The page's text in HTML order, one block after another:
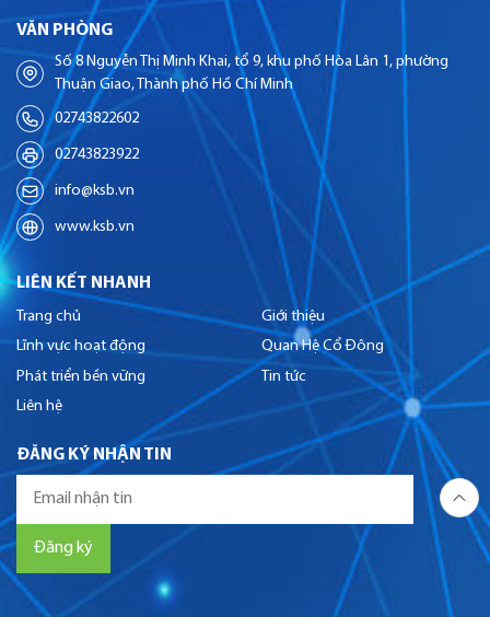
VĂN PHÒNG
Số 8 Nguyễn Thị Minh Khai, tổ 9, khu phố Hòa Lân 1, phường
Thuận Giao, Thành phố Hồ Chí Minh
02743822602
02743823922
info@ksb.vn
www.ksb.vn
LIÊN KẾT NHANH
Trang chủ
Giới thiệu
Lĩnh vực hoạt động
Quan Hệ Cổ Đông
Phát triển bền vững
Tin tức
Liên hệ
ĐĂNG KÝ NHẬN TIN